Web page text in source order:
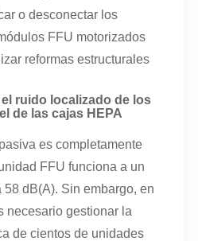
o desconectar los
FFU motorizados
reformas estructurales
ruido localizado de los
de las cajas HEPA
es completamente
FFU funciona a un
dB(A). Sin embargo, en
necesario gestionar la
de cientos de unidades